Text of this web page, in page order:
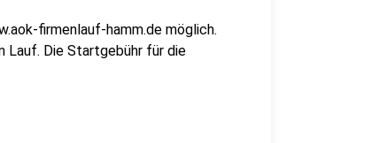
firmenlauf-hamm.de möglich.
Lauf. Die Startgebühr für die